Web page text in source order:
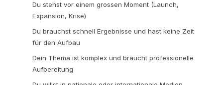
Du stehst vor einem grossen Moment (Launch,
Expansion, Krise)
Du brauchst schnell Ergebnisse und hast keine Zeit
für den Aufbau
Dein Thema ist komplex und braucht professionelle
Aufbereitung